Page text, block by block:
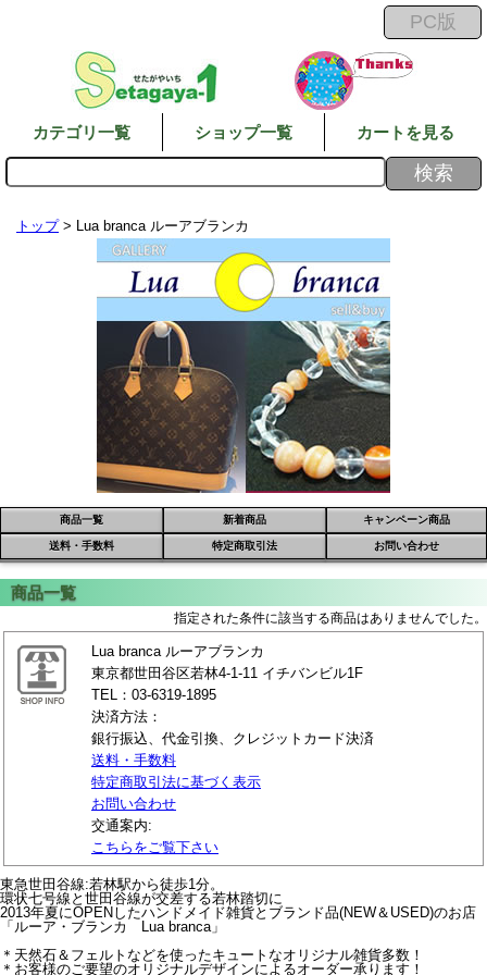
カテゴリ一覧 ショップ一覧 カートを見る
トップ> Lua branca ルーアブランカ
商品一覧 新着商品 キャンペーン商品
送料・手数料 特定商取引法 お問い合わせ
指定された条件に該当する商品はありませんでした。
Lua branca ルーアブランカ
東京都世田谷区若林4-1-11 イチバンビル1F
TEL：03-6319-1895
決済方法：
銀行振込、代金引換、クレジットカード決済
送料・手数料
特定商取引法に基づく表示
お問い合わせ
交通案内:
こちらをご覧下さい
東急世田谷線:若林駅から徒歩1分。
環状七号線と世田谷線が交差する若林踏切に
2013年夏にOPENしたハンドメイド雑貨とブランド品(NEW＆USED)のお店
「ルーア・ブランカ Lua branca」
＊天然石＆フェルトなどを使ったキュートなオリジナル雑貨多数！
＊お客様のご要望のオリジナルデザインによるオーダー承ります！